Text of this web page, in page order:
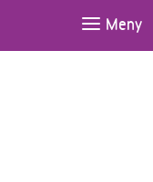
Meny